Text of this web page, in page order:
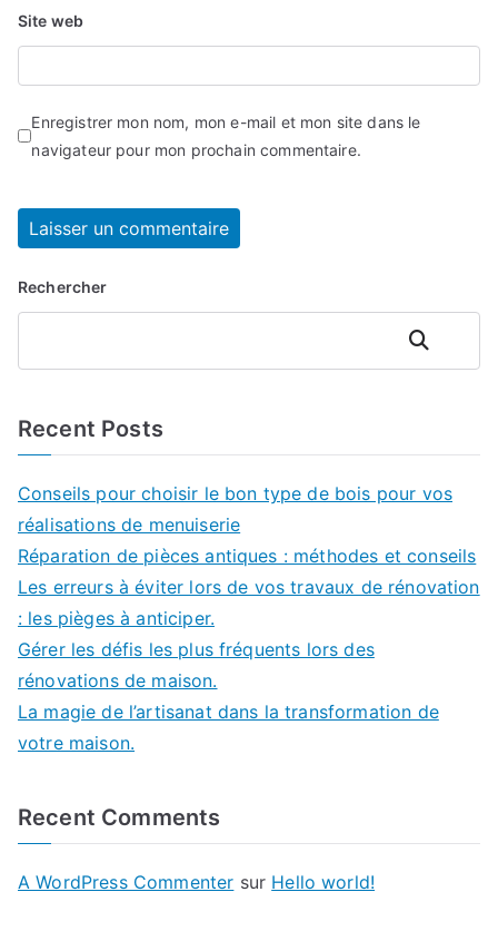
Site web
Enregistrer mon nom, mon e-mail et mon site dans le
navigateur pour mon prochain commentaire.
Rechercher
Rechercher
Recent Posts
Conseils pour choisir le bon type de bois pour vos
réalisations de menuiserie
Réparation de pièces antiques : méthodes et conseils
Les erreurs à éviter lors de vos travaux de rénovation
: les pièges à anticiper.
Gérer les défis les plus fréquents lors des
rénovations de maison.
La magie de l’artisanat dans la transformation de
votre maison.
Recent Comments
A WordPress Commenter sur Hello world!